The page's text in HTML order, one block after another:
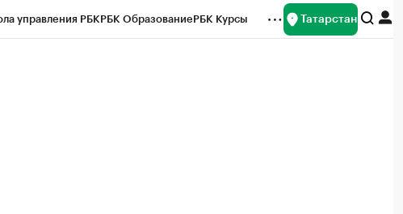
управления РБКРБК ОбразованиеРБК Курсы Татарстан